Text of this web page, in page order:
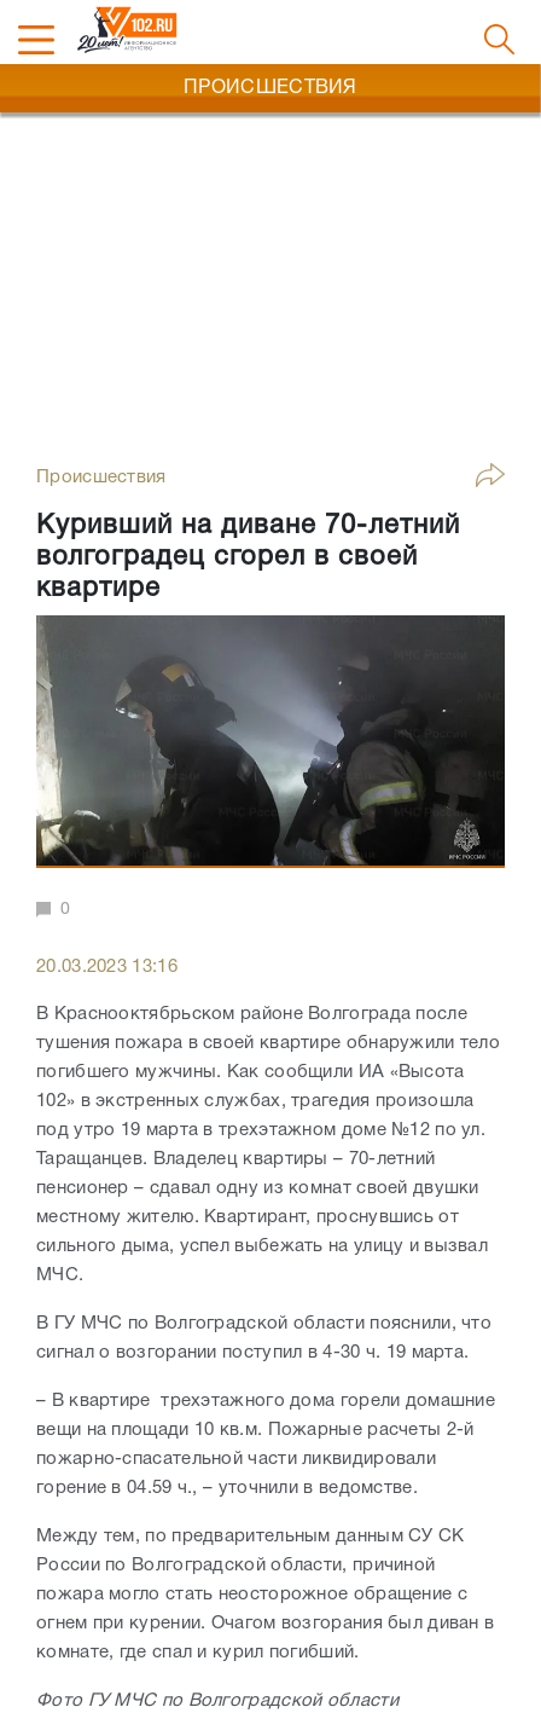
ПРОИСШЕСТВИЯ
Происшествия
Куривший на диване 70-летний
волгоградец сгорел в своей
квартире
0
20.03.2023 13:16
В Краснооктябрьском районе Волгограда после
тушения пожара в своей квартире обнаружили тело
погибшего мужчины. Как сообщили ИА «Высота
102» в экстренных службах, трагедия произошла
под утро 19 марта в трехэтажном доме №12 по ул.
Таращанцев. Владелец квартиры – 70-летний
пенсионер – сдавал одну из комнат своей двушки
местному жителю. Квартирант, проснувшись от
сильного дыма, успел выбежать на улицу и вызвал
МЧС.
В ГУ МЧС по Волгоградской области пояснили, что
сигнал о возгорании поступил в 4-30 ч. 19 марта.
– В квартире трехэтажного дома горели домашние
вещи на площади 10 кв.м. Пожарные расчеты 2-й
пожарно-спасательной части ликвидировали
горение в 04.59 ч., – уточнили в ведомстве.
Между тем, по предварительным данным СУ СК
России по Волгоградской области, причиной
пожара могло стать неосторожное обращение с
огнем при курении. Очагом возгорания был диван в
комнате, где спал и курил погибший.
Фото ГУ МЧС по Волгоградской области